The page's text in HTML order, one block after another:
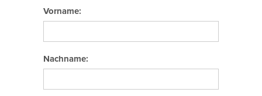
Vorname:
Nachname: